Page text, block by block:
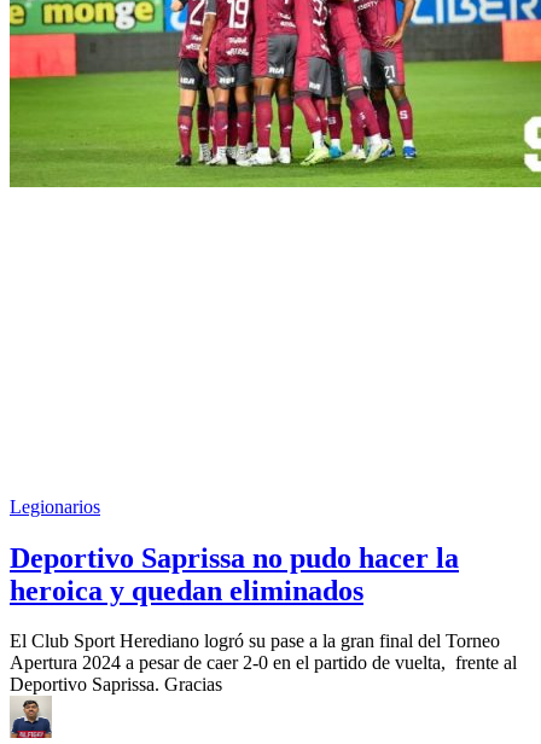
Legionarios
Deportivo Saprissa no pudo hacer la
heroica y quedan eliminados
El Club Sport Herediano logró su pase a la gran final del Torneo
Apertura 2024 a pesar de caer 2-0 en el partido de vuelta, frente al
Deportivo Saprissa. Gracias